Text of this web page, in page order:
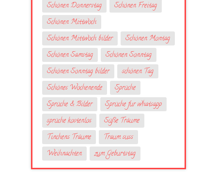
Schönen Donnerstag
Schönen Freitag
Schönen Mittwoch
Schönen Mittwoch bilder
Schönen Montag
Schönen Samstag
Schönen Sonntag
Schönen Sonntag bilder
schönen Tag
Schönes Wochenende
Sprüche
Sprüche & Bilder
Sprüche fur whatsapp
sprüche kostenlos
Süße Träume
Tinchens Träume
Traum suss
Weihnachten
zum Geburtstag